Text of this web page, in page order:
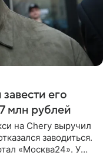
его
млн рублей
на Chery выручил
заводиться.
«Москва24». У